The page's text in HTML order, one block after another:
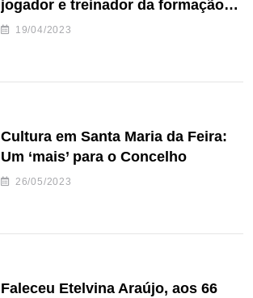
jogador e treinador da formação
de andebol do Feirense
19/04/2023
Cultura em Santa Maria da Feira:
Um ‘mais’ para o Concelho
26/05/2023
Faleceu Etelvina Araújo, aos 66